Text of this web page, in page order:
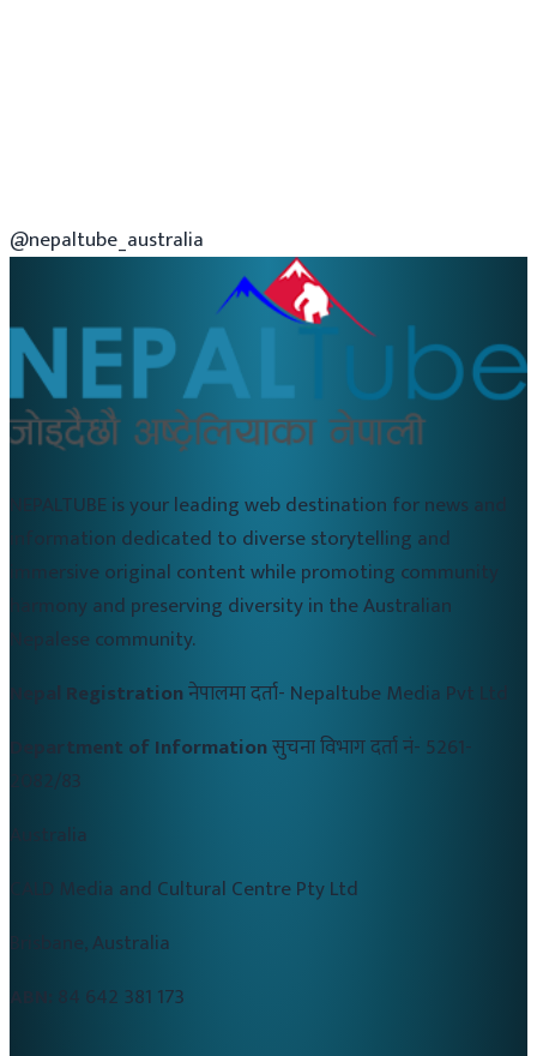
@nepaltube_australia
NEPALTUBE is your leading web destination for news and
information dedicated to diverse storytelling and
immersive original content while promoting community
harmony and preserving diversity in the Australian
Nepalese community.
Nepal Registrationनेपालमा दर्ता- Nepaltube Media Pvt Ltd
Department of Informationसुचना विभाग दर्ता नं- 5261-
2082/83
Australia
CALD Media and Cultural Centre Pty Ltd
Brisbane, Australia
84 642 381 173